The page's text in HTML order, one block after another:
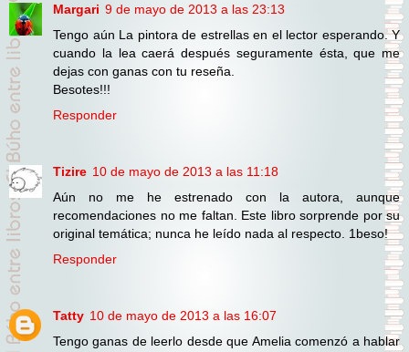
Margari 9 de mayo de 2013 a las 23:13
Tengo aún La pintora de estrellas en el lector esperando. Y
cuando la lea caerá después seguramente ésta, que me
dejas con ganas con tu reseña.
Besotes!!!
Responder
Tizire 10 de mayo de 2013 a las 11:18
Aún no me he estrenado con la autora, aunque
recomendaciones no me faltan. Este libro sorprende por su
original temática; nunca he leído nada al respecto. 1beso!
Responder
Tatty 10 de mayo de 2013 a las 16:07
Tengo ganas de leerlo desde que Amelia comenzó a hablar